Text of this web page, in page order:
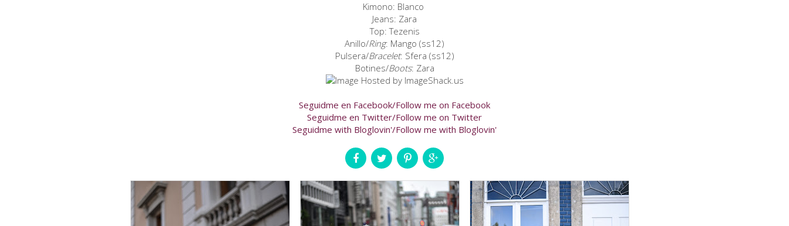
Kimono: Blanco
Jeans: Zara
Top: Tezenis
Anillo/Ring: Mango (ss12)
Pulsera/Bracelet: Sfera (ss12)
Botines/Boots: Zara
Seguidme en Facebook/Follow me on Facebook
Seguidme en Twitter/Follow me on Twitter
Seguidme with Bloglovin'/Follow me with Bloglovin'